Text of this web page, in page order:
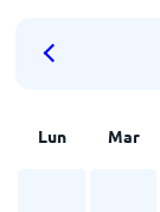
Lun Mar